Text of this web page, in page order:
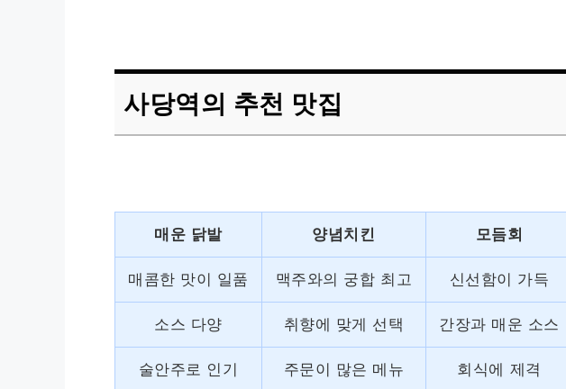
사당역의 추천 맛집
매운 닭발 양념치킨 모듬회
매콤한 맛이 일품 맥주와의 궁합 최고 신선함이 가득
소스 다양 취향에 맞게 선택 간장과 매운 소스
술안주로 인기 주문이 많은 메뉴 회식에 제격